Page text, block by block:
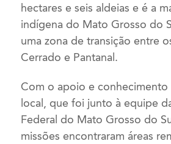
hectares e seis aldeias e é a
indígena do Mato Grosso do
uma zona de transição entre
Cerrado e Pantanal.
Com o apoio e
local, que foi junto à equipe
Federal do Mato Grosso do
missões encontraram áreas